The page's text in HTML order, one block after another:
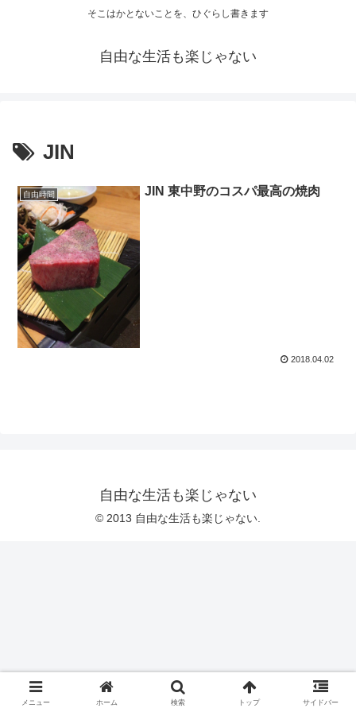
そこはかとないことを、ひぐらし書きます
自由な生活も楽じゃない
JIN
自由時間 JIN 東中野のコスパ最高の焼肉
2018.04.02
自由な生活も楽じゃない
© 2013 自由な生活も楽じゃない.
メニュー ホーム 検索 トップ サイドバー